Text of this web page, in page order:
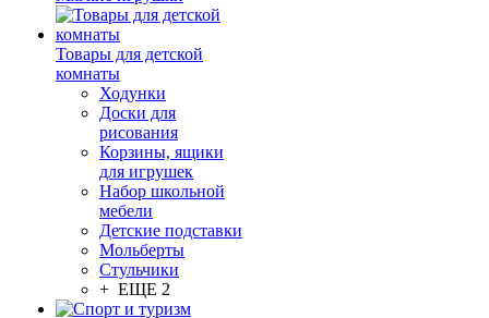
Товары для детской
комнаты
Ходунки
Доски для
рисования
Корзины, ящики
для игрушек
Набор школьной
мебели
Детские подставки
Мольберты
Стульчики
+ ЕЩЕ 2